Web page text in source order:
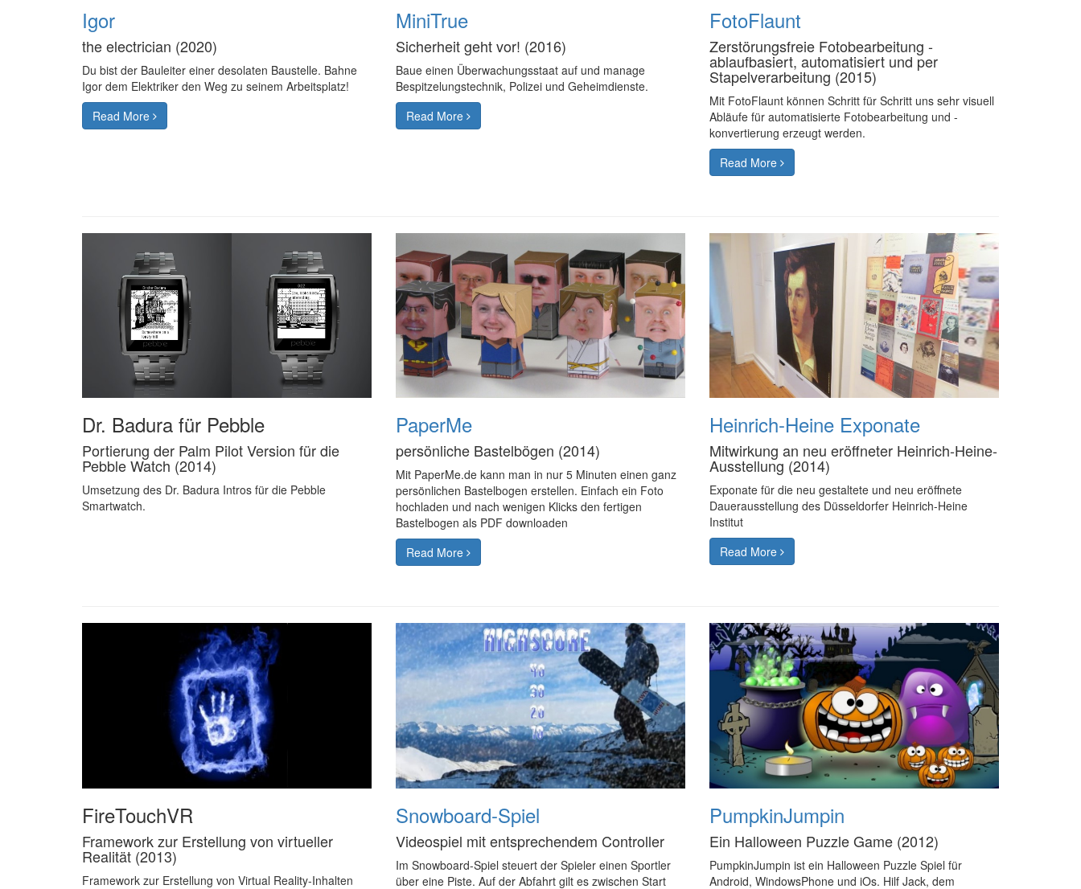
Igor
the electrician (2020)
Du bist der Bauleiter einer desolaten Baustelle. Bahne
Igor dem Elektriker den Weg zu seinem Arbeitsplatz!
Read More
MiniTrue
Sicherheit geht vor! (2016)
Baue einen Überwachungsstaat auf und manage
Bespitzelungstechnik, Polizei und Geheimdienste.
Read More
FotoFlaunt
Zerstörungsfreie Fotobearbeitung -
ablaufbasiert, automatisiert und per
Stapelverarbeitung (2015)
Mit FotoFlaunt können Schritt für Schritt uns sehr visuell
Abläufe für automatisierte Fotobearbeitung und -
konvertierung erzeugt werden.
Read More
Dr. Badura für Pebble
Portierung der Palm Pilot Version für die
Pebble Watch (2014)
Umsetzung des Dr. Badura Intros für die Pebble
Smartwatch.
PaperMe
persönliche Bastelbögen (2014)
Mit PaperMe.de kann man in nur 5 Minuten einen ganz
persönlichen Bastelbogen erstellen. Einfach ein Foto
hochladen und nach wenigen Klicks den fertigen
Bastelbogen als PDF downloaden
Read More
Heinrich-Heine Exponate
Mitwirkung an neu eröffneter Heinrich-Heine-
Ausstellung (2014)
Exponate für die neu gestaltete und neu eröffnete
Dauerausstellung des Düsseldorfer Heinrich-Heine
Institut
Read More
FireTouchVR
Framework zur Erstellung von virtueller
Realität (2013)
Framework zur Erstellung von Virtual Reality-Inhalten
Snowboard-Spiel
Videospiel mit entsprechendem Controller
Im Snowboard-Spiel steuert der Spieler einen Sportler
über eine Piste. Auf der Abfahrt gilt es zwischen Start
PumpkinJumpin
Ein Halloween Puzzle Game (2012)
PumpkinJumpin ist ein Halloween Puzzle Spiel für
Android, WindowsPhone und iOs. Hilf Jack, dem